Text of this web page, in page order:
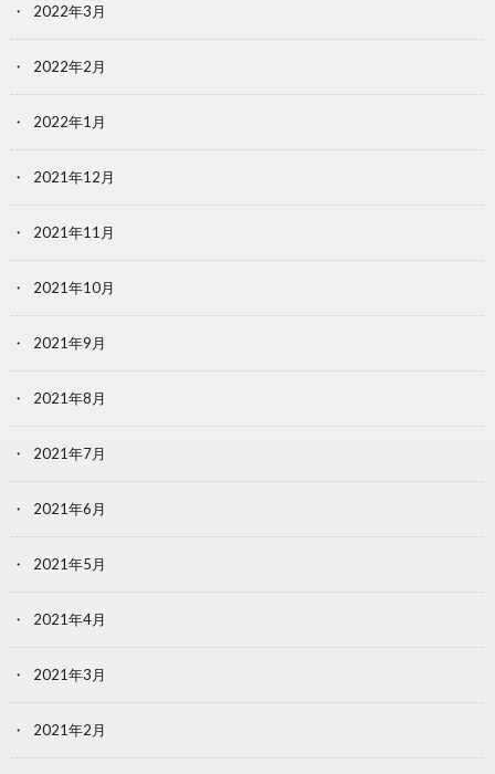
2022年3月
2022年2月
2022年1月
2021年12月
2021年11月
2021年10月
2021年9月
2021年8月
2021年7月
2021年6月
2021年5月
2021年4月
2021年3月
2021年2月